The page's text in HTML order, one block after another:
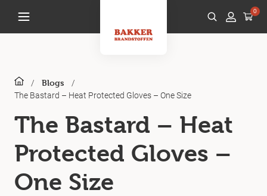
0
/ Blogs
/
The Bastard – Heat Protected Gloves – One Size
The Bastard – Heat
Protected Gloves –
One Size